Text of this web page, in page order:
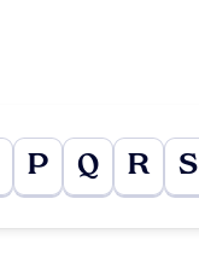
P Q R S